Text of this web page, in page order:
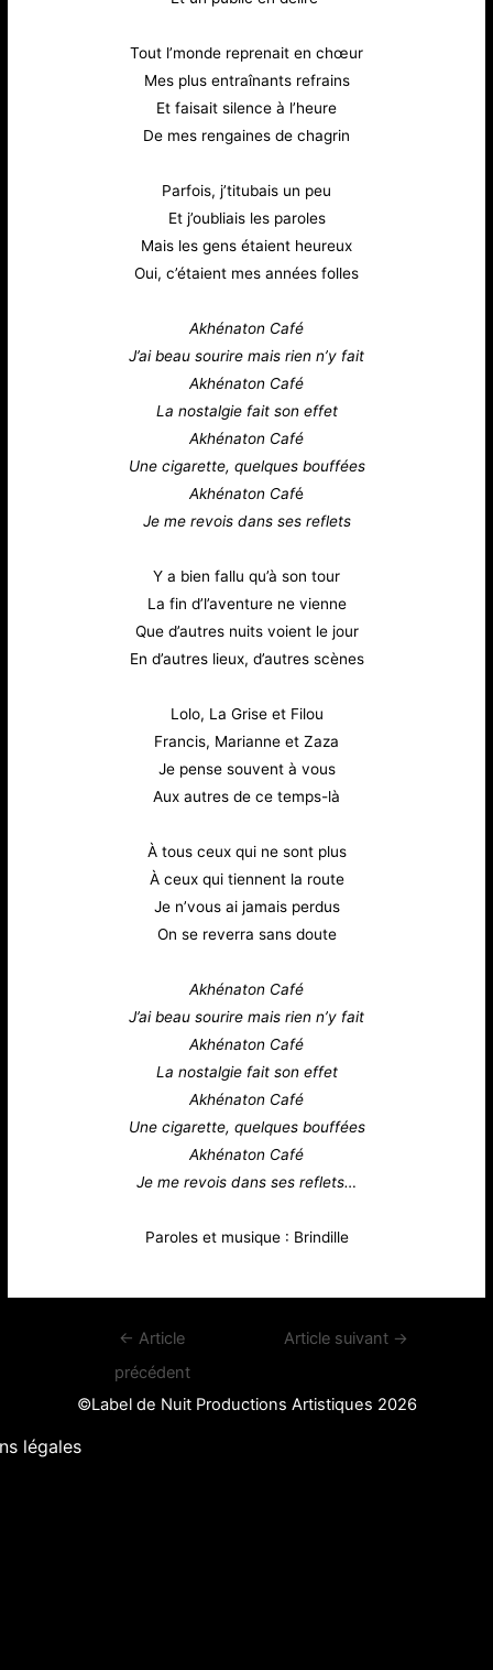
Tout l’monde reprenait en chœur
Mes plus entraînants refrains
Et faisait silence à l’heure
De mes rengaines de chagrin
Parfois, j’titubais un peu
Et j’oubliais les paroles
Mais les gens étaient heureux
Oui, c’étaient mes années folles
Akhénaton Café
J’ai beau sourire mais rien n’y fait
Akhénaton Café
La nostalgie fait son effet
Akhénaton Café
Une cigarette, quelques bouffées
Akhénaton Café
Je me revois dans ses reflets
Y a bien fallu qu’à son tour
La fin d’l’aventure ne vienne
Que d’autres nuits voient le jour
En d’autres lieux, d’autres scènes
Lolo, La Grise et Filou
Francis, Marianne et Zaza
Je pense souvent à vous
Aux autres de ce temps-là
À tous ceux qui ne sont plus
À ceux qui tiennent la route
Je n’vous ai jamais perdus
On se reverra sans doute
Akhénaton Café
J’ai beau sourire mais rien n’y fait
Akhénaton Café
La nostalgie fait son effet
Akhénaton Café
Une cigarette, quelques bouffées
Akhénaton Café
Je me revois dans ses reflets…
Paroles et musique : Brindille
Navigation← Article
précédent
Article suivant →
©Label de Nuit Productions Artistiques 2026
légales